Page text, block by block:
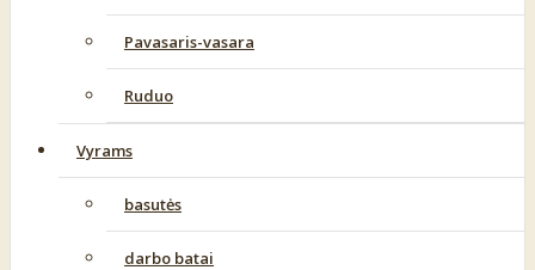
Pavasaris-vasara
Ruduo
Vyrams
basutės
darbo batai